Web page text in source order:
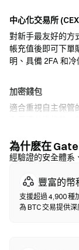
中心化交易所
對新手最友好的方
帳充值後即可下單
明、具備 2FA 和
加密錢包
適合重視自主保管
可使用信用卡購
實合約地址。
去中心化交易所
無需中間方的點
需註冊或身分認
為什麽在 Gate
經驗證的安全體系
豐富的幣
支援超過 4,900 種
為 BTC 交易提供